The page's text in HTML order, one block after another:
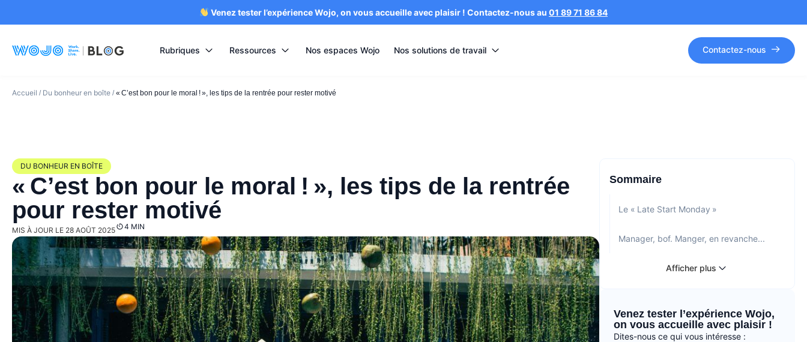
Venez tester l’expérience Wojo, on vous accueille avec plaisir ! Contactez-nous au 01 89 71 86 84
Rubriques Ressources Nos espaces Wojo Nos solutions de travail Contactez-nous
Accueil / Du bonheur en boîte /« C’est bon pour le moral ! », les tips de la rentrée pour rester motivé
DU BONHEUR EN BOÎTE
« C’est bon pour le moral ! », les tips de la rentrée
pour rester motivé
MIS À JOUR LE 28 AOÛT 2025 4 MIN
Sommaire
Le « Late Start Monday »
Manager, bof. Manger, en revanche...
Afficher plus
Venez tester l’expérience Wojo,
on vous accueille avec plaisir !
Dites-nous ce qui vous intéresse :